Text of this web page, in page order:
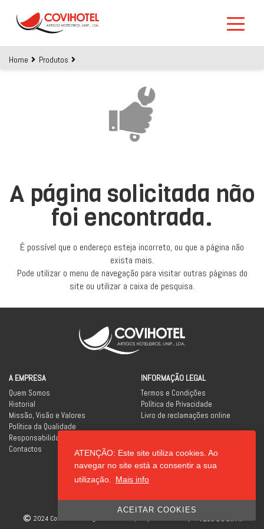
ATENÇÃO: Este site utiliza cookies. Ao
navegar no site está a consentir a sua
utilização.
Mais info
ACEITAR COOKIES
Home Produtos
A página solicitada não
foi encontrada.
É possível que o endereço esteja incorreto, ou que a página não
exista mais.
Pode utilizar o menu de navegação para visitar outras páginas do
site ou utilizar a caixa de pesquisa.
A EMPRESA
Quem Somos
Historial
Missão, Visão e Valores
Política da Qualidade
Responsabilidade Social
Contactos
INFORMAÇÃO LEGAL
Termos e Condições
Política de Privacidade
Livro de reclamações online
REDES SOCIAIS
2024 Covihotel - Artigos Hoteleiros, Unipessoal Lda